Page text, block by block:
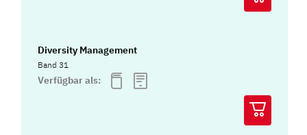
Diversity Management
Band 31
Verfügbar als: